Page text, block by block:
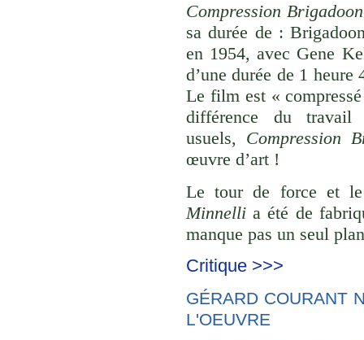
Compression
sa durée de :
en 1954, avec Gene
d’une durée de 1
Le film est «
différence du
usuels, Compression
œuvre d’art !
Le tour de force et
Minnelli a été de
manque pas un seul
Critique >>>
GÉRARD COURANT
L'OEUVRE